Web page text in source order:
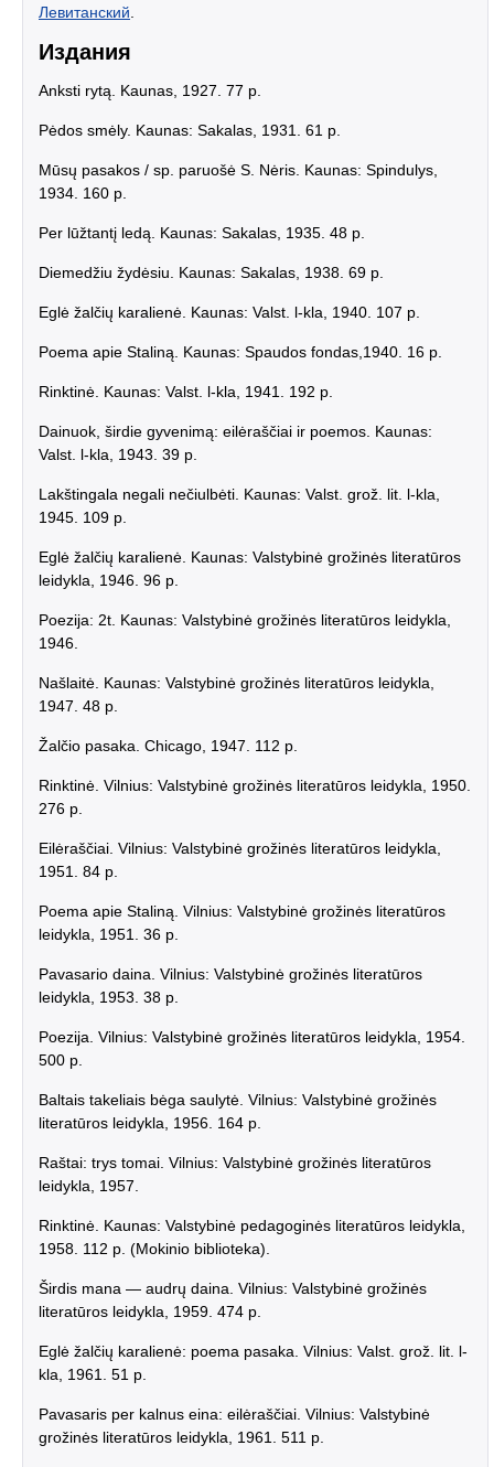
Левитанский.
Издания
Anksti rytą. Kaunas, 1927. 77 p.
Pėdos smėly. Kaunas: Sakalas, 1931. 61 p.
Mūsų pasakos / sp. paruošė S. Nėris. Kaunas: Spindulys,
1934. 160 p.
Per lūžtantį ledą. Kaunas: Sakalas, 1935. 48 p.
Diemedžiu žydėsiu. Kaunas: Sakalas, 1938. 69 p.
Eglė žalčių karalienė. Kaunas: Valst. l-kla, 1940. 107 p.
Poema apie Staliną. Kaunas: Spaudos fondas,1940. 16 p.
Rinktinė. Kaunas: Valst. l-kla, 1941. 192 p.
Dainuok, širdie gyvenimą: eilėraščiai ir poemos. Kaunas:
Valst. l-kla, 1943. 39 p.
Lakštingala negali nečiulbėti. Kaunas: Valst. grož. lit. l-kla,
1945. 109 p.
Eglė žalčių karalienė. Kaunas: Valstybinė grožinės literatūros
leidykla, 1946. 96 p.
Poezija: 2t. Kaunas: Valstybinė grožinės literatūros leidykla,
1946.
Našlaitė. Kaunas: Valstybinė grožinės literatūros leidykla,
1947. 48 p.
Žalčio pasaka. Chicago, 1947. 112 p.
Rinktinė. Vilnius: Valstybinė grožinės literatūros leidykla, 1950.
276 p.
Eilėraščiai. Vilnius: Valstybinė grožinės literatūros leidykla,
1951. 84 p.
Poema apie Staliną. Vilnius: Valstybinė grožinės literatūros
leidykla, 1951. 36 p.
Pavasario daina. Vilnius: Valstybinė grožinės literatūros
leidykla, 1953. 38 p.
Poezija. Vilnius: Valstybinė grožinės literatūros leidykla, 1954.
500 p.
Baltais takeliais bėga saulytė. Vilnius: Valstybinė grožinės
literatūros leidykla, 1956. 164 p.
Raštai: trys tomai. Vilnius: Valstybinė grožinės literatūros
leidykla, 1957.
Rinktinė. Kaunas: Valstybinė pedagoginės literatūros leidykla,
1958. 112 p. (Mokinio biblioteka).
Širdis mana — audrų daina. Vilnius: Valstybinė grožinės
literatūros leidykla, 1959. 474 p.
Eglė žalčių karalienė: poema pasaka. Vilnius: Valst. grož. lit. l-
kla, 1961. 51 p.
Pavasaris per kalnus eina: eilėraščiai. Vilnius: Valstybinė
grožinės literatūros leidykla, 1961. 511 p.